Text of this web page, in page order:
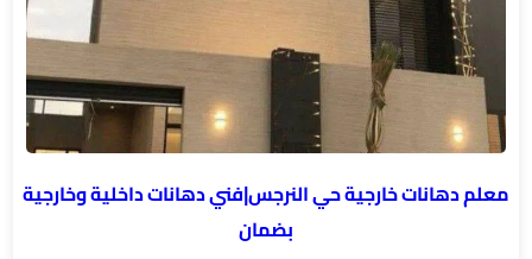
دهانات
خارجية
الرياض
تركيب
معلم دهانات خارجية حي النرجس|فني دهانات داخلية وخارجية
بضمان